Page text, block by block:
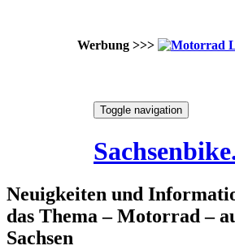
Werbung >>>
Toggle navigation
Neuigkeiten und
das Thema – Motorrad –
Sachsen